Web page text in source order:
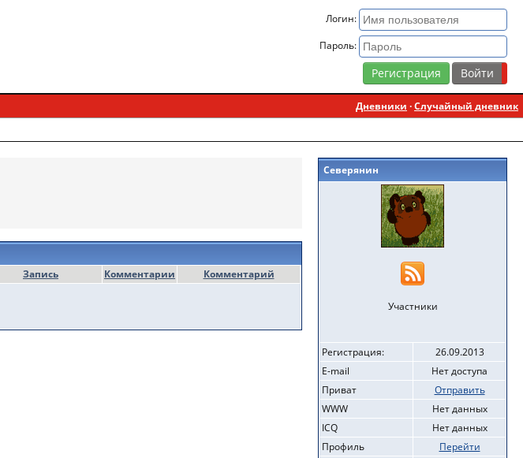
Логин:
Пароль:
Регистрация
Дневники ·Случайный дневник
Запись Комментарии Комментарий
Северянин
Участники
Регистрация:
26.09.2013
E-mail
Нет доступа
Приват
Отправить
WWW
Нет данных
ICQ
Нет данных
Профиль
Перейти